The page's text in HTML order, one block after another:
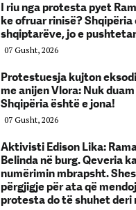
I riu nga protesta pyet
ke ofruar rinisë? Shqipëria
shqiptarëve, jo e
07 Gusht, 2026
Protestuesja kujton
me anijen Vlora: Nuk
Shqipëria është e jona!
07 Gusht, 2026
Aktivisti Edison Lika:
Belinda në burg. Qeveria
numërimin mbrapsht.
përgjigje për ata që
protesta do të shuhet deri